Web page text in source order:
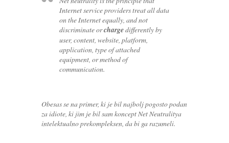
Internet service providers treat all data
on the Internet equally, and not
discriminate orchargedifferently by
user, content, website, platform,
application, type of attached
equipment, or method of
communication.
Obesas se na primer, ki je bil najbolj pogosto podan
za idiote, ki jim je bil sam koncept Net Neutralitya
intelektualno prekompleksen, da bi ga razumeli.